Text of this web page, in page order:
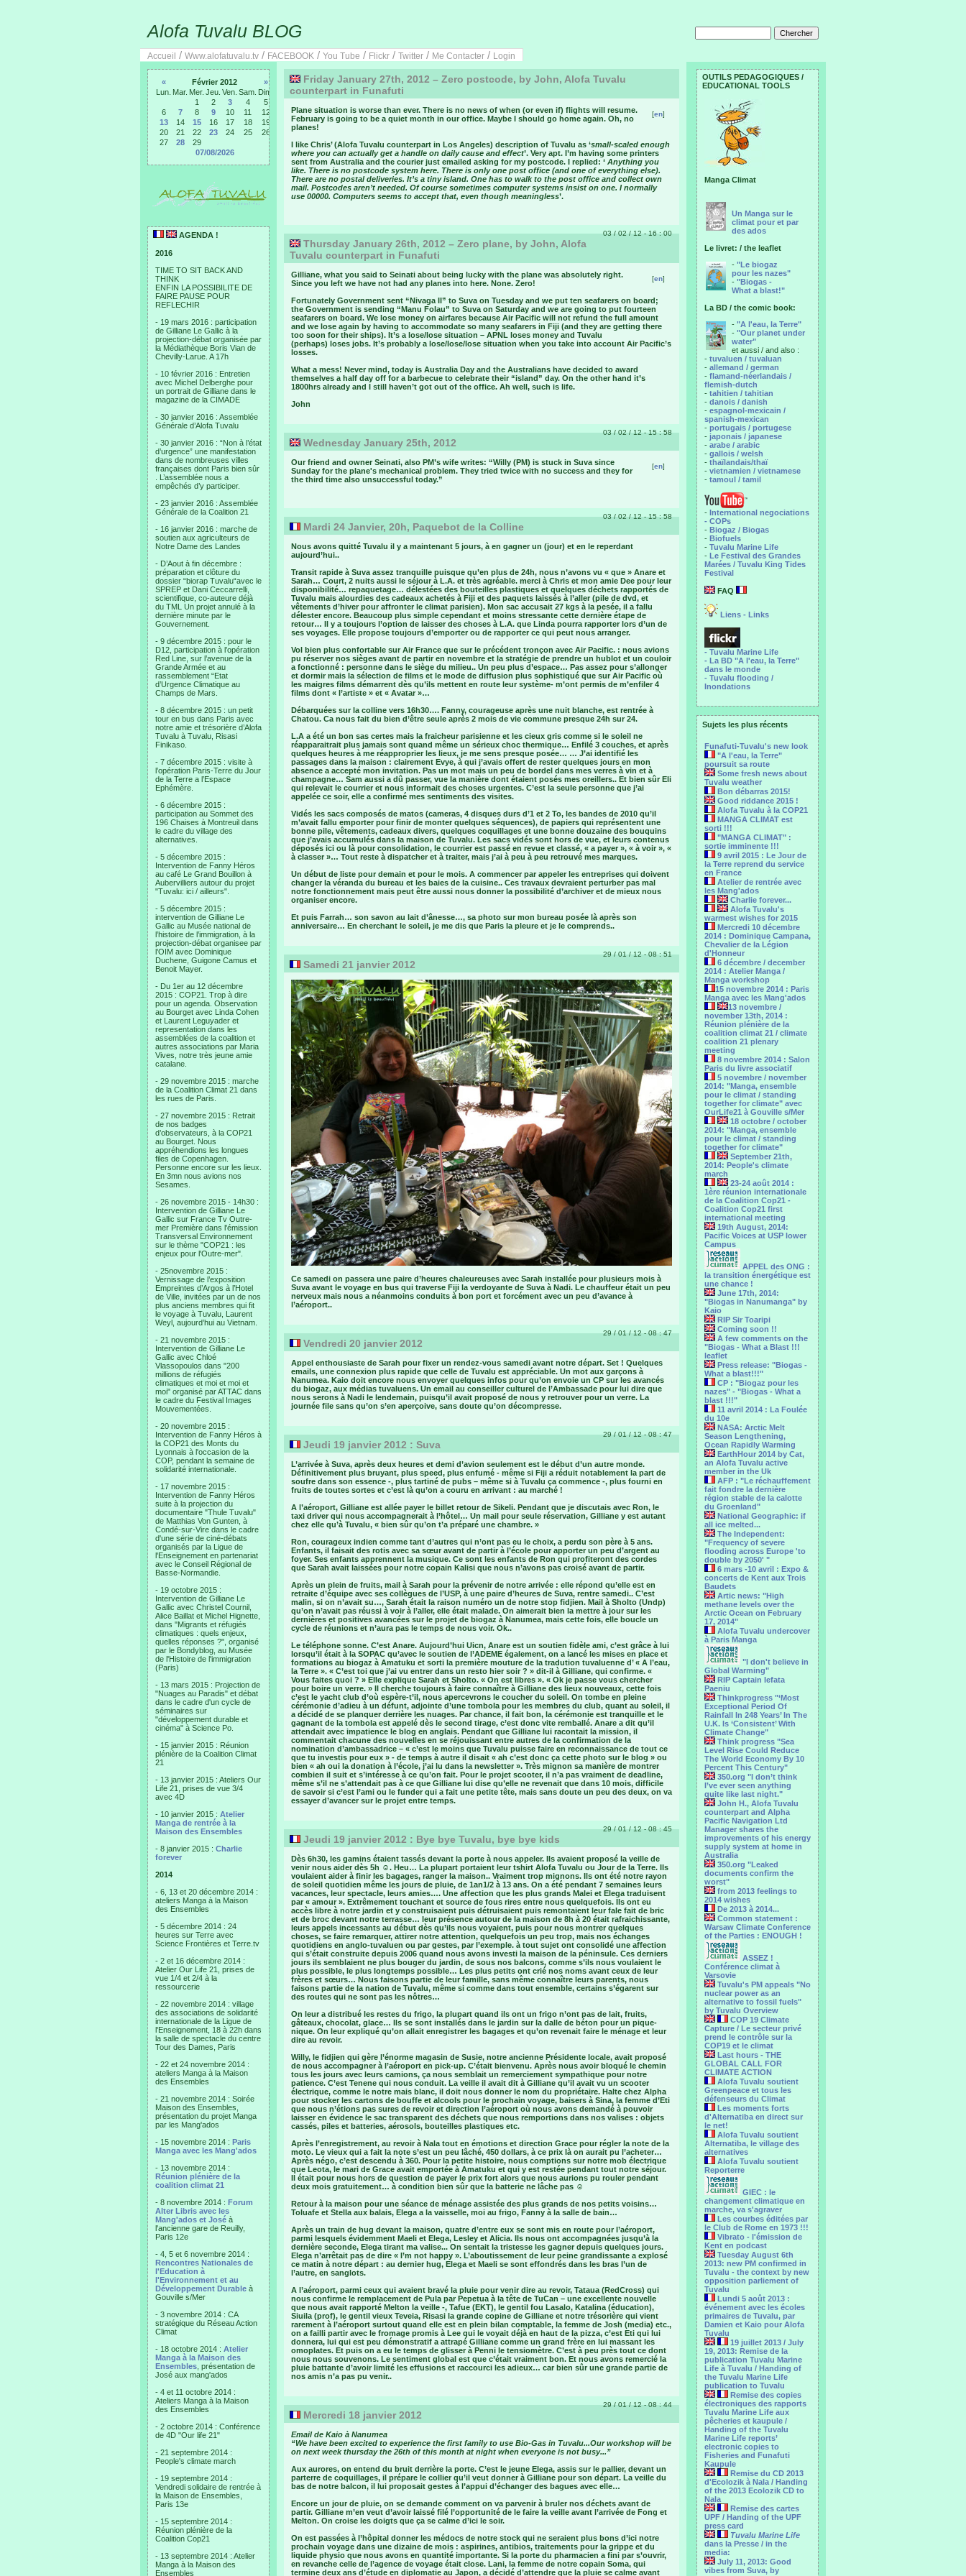
Alofa Tuvalu BLOG
Accueil / Www.alofatuvalu.tv / FACEBOOK / You Tube / Flickr / Twitter / Me Contacter / Login
« Février 2012
»
Lun. Mar. Mer. Jeu. Ven. Sam. Dim.
1
2 3 4
5
6
7 8 9 10 11
12
13
14 15 16 17 18
19
20
21 22 23 24 25
26
27
28
29
07/08/2026
AGENDA !
2016
TIME TO SIT BACK AND
THINK
ENFIN LA POSSIBILITE DE
FAIRE PAUSE POUR
REFLECHIR
- 19 mars 2016 : participation
de Gilliane Le Gallic à la
projection-débat organisée par
la Médiathèque Boris Vian de
Chevilly-Larue. A 17h
- 10 février 2016 : Entretien
avec Michel Delberghe pour
un portrait de Gilliane dans le
magazine de la CIMADE
- 30 janvier 2016 : Assemblée
Générale d’Alofa Tuvalu
- 30 janvier 2016 : “Non à l’état
d’urgence” une manifestation
dans de nombreuses villes
françaises dont Paris bien sûr
. L’assemblée nous a
empêchés d’y participer.
- 23 janvier 2016 : Assemblée
Générale de la Coalition 21
- 16 janvier 2016 : marche de
soutien aux agriculteurs de
Notre Dame des Landes
- D’Aout à fin décembre :
préparation et clôture du
dossier “biorap Tuvalu“avec le
SPREP et Dani Ceccarrelli,
scientifique, co-auteure déjà
du TML Un projet annulé à la
dernière minute par le
Gouvernement.
- 9 décembre 2015 : pour le
D12, participation à l’opération
Red Line, sur l’avenue de la
Grande Armée et au
rassemblement “Etat
d’Urgence Climatique au
Champs de Mars.
- 8 décembre 2015 : un petit
tour en bus dans Paris avec
notre amie et trésorière d’Alofa
Tuvalu à Tuvalu, Risasi
Finikaso.
- 7 décembre 2015 : visite à
l’opération Paris-Terre du Jour
de la Terre a l’Espace
Ephémère.
- 6 décembre 2015 :
participation au Sommet des
196 Chaises à Montreuil dans
le cadre du village des
alternatives.
- 5 décembre 2015 :
Intervention de Fanny Héros
au café Le Grand Bouillon à
Aubervilliers autour du projet
"Tuvalu: ici / ailleurs".
- 5 décembre 2015 :
intervention de Gilliane Le
Gallic au Musée national de
l’histoire de l’immigration, à la
projection-débat organisee par
l’OIM avec Dominique
Duchene, Guigone Camus et
Benoit Mayer.
- Du 1er au 12 décembre
2015 : COP21. Trop à dire
pour un agenda. Observation
au Bourget avec Linda Cohen
et Laurent Leguyader et
representation dans les
assemblées de la coalition et
autres associations par Maria
Vives, notre très jeune amie
catalane.
- 29 novembre 2015 : marche
de la Coalition Climat 21 dans
les rues de Paris.
- 27 novembre 2015 : Retrait
de nos badges
d’observateurs, à la COP21
au Bourget. Nous
appréhendions les longues
files de Copenhagen.
Personne encore sur les lieux.
En 3mn nous avions nos
Sesames.
- 26 novembre 2015 - 14h30 :
Intervention de Gilliane Le
Gallic sur France Tv Outre-
mer Première dans l'émission
Transversal Environnement
sur le thème "COP21 : les
enjeux pour l'Outre-mer".
- 25novembre 2015 :
Vernissage de l’exposition
Empreintes d’Argos à l’Hotel
de Ville, invitées par un de nos
plus anciens membres qui fit
le voyage à Tuvalu, Laurent
Weyl, aujourd’hui au Vietnam.
- 21 novembre 2015 :
Intervention de Gilliane Le
Gallic avec Chloé
Vlassopoulos dans "200
millions de réfugiés
climatiques et moi et moi et
moi" organisé par ATTAC dans
le cadre du Festival Images
Mouvementées.
- 20 novembre 2015 :
Intervention de Fanny Héros à
la COP21 des Monts du
Lyonnais à l'occasion de la
COP, pendant la semaine de
solidarité internationale.
- 17 novembre 2015 :
Intervention de Fanny Héros
suite à la projection du
documentaire "Thule Tuvalu"
de Matthias Von Gunten, à
Condé-sur-Vire dans le cadre
d'une série de ciné-débats
organisés par la Ligue de
l'Enseignement en partenariat
avec le Conseil Régional de
Basse-Normandie.
- 19 octobre 2015 :
Intervention de Gilliane Le
Gallic avec Christel Cournil,
Alice Baillat et Michel Hignette,
dans "Migrants et réfugiés
climatiques : quels enjeux,
quelles réponses ?", organisé
par le Bondyblog, au Musée
de l'Histoire de l'immigration
(Paris)
- 13 mars 2015 : Projection de
"Nuages au Paradis" et débat
dans le cadre d'un cycle de
séminaires sur
"développement durable et
cinéma" à Science Po.
- 15 janvier 2015 : Réunion
plénière de la Coalition Climat
21
- 13 janvier 2015 : Ateliers Our
Life 21, prises de vue 3/4
avec 4D
- 10 janvier 2015 : Atelier
Manga de rentrée à la
Maison des Ensembles
- 8 janvier 2015 : Charlie
forever
2014
- 6, 13 et 20 décembre 2014 :
ateliers Manga à la Maison
des Ensembles
- 5 décembre 2014 : 24
heures sur Terre avec
Science Frontières et Terre.tv
- 2 et 16 décembre 2014 :
Atelier Our Life 21, prises de
vue 1/4 et 2/4 à la
ressourcerie
- 22 novembre 2014 : village
des associations de solidarité
internationale de la Ligue de
l'Enseignement, 18 à 22h dans
la salle de spectacle du centre
Tour des Dames, Paris
- 22 et 24 novembre 2014 :
ateliers Manga à la Maison
des Ensembles
- 21 novembre 2014 : Soirée
Maison des Ensembles,
présentation du projet Manga
par les Mang'ados
- 15 novembre 2014 : Paris
Manga avec les Mang'ados
- 13 novembre 2014 :
Réunion plénière de la
coalition climat 21
- 8 novembre 2014 : Forum
Alter Libris avec les
Mang'ados et José à
l'ancienne gare de Reuilly,
Paris 12e
- 4, 5 et 6 novembre 2014 :
Rencontres Nationales de
l'Education à
l'Environnement et au
Développement Durable à
Gouville s/Mer
- 3 novembre 2014 : CA
stratégique du Réseau Action
Climat
- 18 octobre 2014 : Atelier
Manga à la Maison des
Ensembles , présentation de
José aux mang'ados
- 4 et 11 octobre 2014 :
Ateliers Manga à la Maison
des Ensembles
- 2 octobre 2014 : Conférence
de 4D "Our life 21"
- 21 septembre 2014 :
People's climate march
- 19 septembre 2014 :
Vendredi solidaire de rentrée à
la Maison de Ensembles,
Paris 13e
- 15 septembre 2014 :
Réunion plénière de la
Coalition Cop21
- 13 septembre 2014 : Atelier
Manga à la Maison des
Ensembles
OUTILS PEDAGOGIQUES /
EDUCATIONAL TOOLS
Manga Climat
Un Manga sur le
climat pour et par
des ados
Le livret: / the leaflet
- "Le biogaz
pour les nazes"
- "Biogas -
What a blast!"
La BD / the comic book:
- "A l'eau, la Terre"
- "Our planet under
water"
et aussi / and also :
- tuvaluen / tuvaluan
- allemand / german
- flamand-néerlandais /
flemish-dutch
- tahitien / tahitian
- danois / danish
- espagnol-mexicain /
spanish-mexican
- portugais / portugese
- japonais / japanese
- arabe / arabic
- gallois / welsh
- thaïlandais/thaï
- vietnamien / vietnamese
- tamoul / tamil
- International negociations
- COPs
- Biogaz / Biogas
- Biofuels
- Tuvalu Marine Life
- Le Festival des Grandes
Marées / Tuvalu King Tides
Festival
FAQ
Liens - Links
- Tuvalu Marine Life
- La BD "A l'eau, la Terre"
dans le monde
- Tuvalu flooding /
Inondations
Sujets les plus récents
Funafuti-Tuvalu's new look
"A l'eau, la Terre"
poursuit sa route
Some fresh news about
Tuvalu weather
Bon débarras 2015!
Good riddance 2015 !
Alofa Tuvalu à la COP21
MANGA CLIMAT est
sorti !!!
"MANGA CLIMAT" :
sortie imminente !!!
9 avril 2015 : Le Jour de
la Terre reprend du service
en France
Atelier de rentrée avec
les Mang'ados
Charlie forever...
Alofa Tuvalu's
warmest wishes for 2015
Mercredi 10 décembre
2014 : Dominique Campana,
Chevalier de la Légion
d'Honneur
6 décembre / december
2014 : Atelier Manga /
Manga workshop
15 novembre 2014 : Paris
Manga avec les Mang'ados
13 novembre /
november 13th, 2014 :
Réunion plénière de la
coalition climat 21 / climate
coalition 21 plenary
meeting
8 novembre 2014 : Salon
Paris du livre associatif
5 novembre / november
2014: "Manga, ensemble
pour le climat / standing
together for climate" avec
OurLife21 à Gouville s/Mer
18 octobre / october
2014: "Manga, ensemble
pour le ‎climat / standing
together for climate"
September 21th,
2014: People's climate
march
23-24 août 2014 :
1ère réunion internationale
de la Coalition Cop21 -
Coalition Cop21 first
international meeting
19th August, 2014:
Pacific Voices at USP lower
Campus
APPEL des ONG :
la transition énergétique est
une chance !
June 17th, 2014:
"Biogas in Nanumanga" by
Kaio
RIP Sir Toaripi
Coming soon !!
A few comments on the
"Biogas - What a Blast !!!
leaflet
Press release: "Biogas -
What a blast!!!"
CP : "Biogaz pour les
nazes" - "Biogas - What a
blast !!!"
11 avril 2014 : La Foulée
du 10e
NASA: Arctic Melt
Season Lengthening,
Ocean Rapidly Warming
EarthHour 2014 by Cat,
an Alofa Tuvalu active
member in the Uk
AFP : "Le réchauffement
fait fondre la dernière
région stable de la calotte
du Groenland"
National Geographic: if
all ice melted...
The Independent:
"Frequency of severe
flooding across Europe 'to
double by 2050' "
6 mars -10 avril : Expo &
concerts de Kent aux Trois
Baudets
Artic news: "High
methane levels over the
Arctic Ocean on February
17, 2014"
Alofa Tuvalu undercover
à Paris Manga
"I don't believe in
Global Warming"
RIP Captain Iefata
Paeniu
Thinkprogress "‘Most
Exceptional Period Of
Rainfall In 248 Years’ In The
U.K. Is ‘Consistent’ With
Climate Change"
Think progress "Sea
Level Rise Could Reduce
The World Economy By 10
Percent This Century"
350.org "I don’t think
I’ve ever seen anything
quite like last night."
John H., Alofa Tuvalu
counterpart and Alpha
Pacific Navigation Ltd
Manager shares the
improvements of his energy
supply system at home in
Australia
350.org "Leaked
documents confirm the
worst"
from 2013 feelings to
2014 wishes
De 2013 à 2014...
Common statement :
Warsaw Climate Conference
of the Parties : ENOUGH !
ASSEZ !
Conférence climat à
Varsovie
Tuvalu's PM appeals "No
nuclear power as an
alternative to fossil fuels"
by Tuvalu Overview
COP 19 Climate
Capture / Le secteur privé
prend le contrôle sur la
COP19 et le climat
Last hours - THE
GLOBAL CALL FOR
CLIMATE ACTION
Alofa Tuvalu soutient
Greenpeace et tous les
défenseurs du Climat
Les moments forts
d'Alternatiba en direct sur
le net!
Alofa Tuvalu soutient
Alternatiba, le village des
alternatives
Alofa Tuvalu soutient
Reporterre
GIEC : le
changement climatique en
marche, va s'agraver
Les courbes éditées par
le Club de Rome en 1973 !!!
Vibrato - l'émission de
Kent en podcast
Tuesday August 6th
2013: new PM confirmed in
Tuvalu - the context by new
opposition parliement of
Tuvalu
Lundi 5 août 2013 :
événement avec les écoles
primaires de Tuvalu, par
Damien et Kaio pour Alofa
Tuvalu
19 juillet 2013 / July
19, 2013: Remise de la
publication Tuvalu Marine
Life à Tuvalu / Handing of
the Tuvalu Marine Life
publication to Tuvalu
Remise des copies
électroniques des rapports
Tuvalu Marine Life aux
pêcheries et kaupule /
Handing of the Tuvalu
Marine Life reports’
electronic copies to
Fisheries and Funafuti
Kaupule
Remise du CD 2013
d'Ecolozik à Nala / Handing
of the 2013 Ecolozik CD to
Nala
Remise des cartes
UPF / Handing of the UPF
press card
Tuvalu Marine Life
dans la Presse / in the
media:
July 11, 2013: Good
vibes from Suva, by
Friday January 27th, 2012 – Zero postcode, by John, Alofa Tuvalu
counterpart in Funafuti
[en]
Plane situation is worse than ever. There is no news of when (or even if) flights will resume.
February is going to be a quiet month in our office. Maybe I should go home again. Oh, no
planes!
I like Chris’ (Alofa Tuvalu counterpart in Los Angeles) description of Tuvalu as ‘small-scaled enough
where you can actually get a handle on daily cause and effect’. Very apt. I’m having some printers
sent from Australia and the courier just emailed asking for my postcode. I replied: ‘ Anything you
like. There is no postcode system here. There is only one post office (and one of everything else).
There are no postal deliveries. It’s a tiny island. One has to walk to the post office and collect own
mail. Postcodes aren’t needed. Of course sometimes computer systems insist on one. I normally
use 00000. Computers seems to accept that, even though meaningless’.
03 / 02 / 12 - 16 : 00
Thursday January 26th, 2012 – Zero plane, by John, Alofa
Tuvalu counterpart in Funafuti
[en]
Gilliane, what you said to Seinati about being lucky with the plane was absolutely right.
Since you left we have not had any planes into here. None. Zero!
Fortunately Government sent “Nivaga II” to Suva on Tuesday and we put ten seafarers on board;
the Government is sending “Manu Folau” to Suva on Saturday and we are going to put fourteen
seafarers on board. We lose money on airfares because Air Pacific will not refund the full amount
and we lose again by having to accommodate so many seafarers in Fiji (and they are getting there
too soon for their ships). It’s a lose/lose situation – APNL loses money and Tuvalu
(perhaps) loses jobs. It’s probably a lose/lose/lose situation when you take into account Air Pacific’s
losses.
What a mess! Never mind, today is Australia Day and the Australians have decided to award
themselves a half day off for a barbecue to celebrate their “island” day. On the other hand it’s
1800hrs already and I still haven’t got out of the office. Ah well, such is life.
John
03 / 02 / 12 - 15 : 58
Wednesday January 25th, 2012
[en]
Our friend and owner Seinati, also PM’s wife writes: “Willy (PM) is stuck in Suva since
Sunday for the plane's mechanical problem. They tried twice with no success and they for
the third time also unsuccessful today.”
03 / 02 / 12 - 15 : 58
Mardi 24 Janvier, 20h, Paquebot de la Colline
Nous avons quitté Tuvalu il y a maintenant 5 jours, à en gagner un (jour) et en le reperdant
aujourd’hui..
Transit rapide à Suva assez tranquille puisque qu’en plus de 24h, nous n’avons vu « que » Anare et
Sarah… Court, 2 nuits aussi le séjour à L.A. et très agréable. merci à Chris et mon amie Dee pour leur
disponibilité… repaquetage… délestées des bouteilles plastiques et quelques déchets rapportés de
Tuvalu mais alourdies des cadeaux achetés à Fiji et des paquets laissés à l’aller (pile de dvd, et
vêtements d’hiver pour affronter le climat parisien). Mon sac accusait 27 kgs à la pesée, il a fallu
délester encore. Beaucoup plus simple cependant et moins stressante cette dernière étape de
retour… Il y a toujours l’option de laisser des choses à L.A. que Linda pourra rapporter lors d’un de
ses voyages. Elle propose toujours d’emporter ou de rapporter ce qui peut nous arranger.
Vol bien plus confortable sur Air France que sur le précédent tronçon avec Air Pacific. : nous avions
pu réserver nos sièges avant de partir en novembre et la stratégie de prendre un hublot et un couloir
a fonctionné : personne dans le siège du milieu.. Un peu plus d’espace… Pas assez pour s’allonger
et dormir mais la sélection de films et le mode de diffusion plus sophistiqué que sur Air Pacific où
les maigres films démarrent dès qu’ils mettent en route leur système- m’ont permis de m’enfiler 4
films dont « l’artiste » et « Avatar »…
Débarquées sur la colline vers 16h30…. Fanny, courageuse après une nuit blanche, est rentrée à
Chatou. Ca nous fait du bien d’être seule après 2 mois de vie commune presque 24h sur 24.
L.A a été un bon sas certes mais la fraicheur parisienne et les cieux gris comme si le soleil ne
réapparaitrait plus jamais sont quand même un sérieux choc thermique… Enfilé 3 couches, et après
quelques heures à me réapproprier les lieux, je me sens presque posée… … J’ai identifié les
passages dans la maison : clairement Evye, à qui j’avais offert de rester quelques jours en mon
absence a accepté mon invitation. Pas un mot mais un peu de bordel dans mes verres à vin et à
champagne… Sam aussi a dû passer, vue la manière dont étaient posés mes oreillers.. Et bien sûr Eli
qui relevait le courrier et nous informait des choses urgentes. C’est la seule personne que j’ai
appelée ce soir, elle a confirmé mes sentiments des visites.
Vidés les sacs composés de matos (cameras, 4 disques durs d’1 et 2 To, les bandes de 2010 qu’il
m’avait fallu emporter pour finir de monter quelques séquences), de papiers qui représentent une
bonne pile, vêtements, cadeaux divers, quelques coquillages et une bonne douzaine des bouquins
que j’avais accumulés dans la maison de Tuvalu. Les sacs vidés sont hors de vue, et leurs contenus
déposés ici ou là pour consolidation, le courrier est passé en revue et classé, « a payer », « à voir », «
à classer »… Tout reste à dispatcher et à traiter, mais j’ai à peu à peu retrouvé mes marques.
Un début de liste pour demain et pour le mois. A commencer par appeler les entreprises qui doivent
changer la véranda du bureau et les baies de la cuisine.. Ces travaux devraient perturber pas mal
notre fonctionnement mais peut être aussi nous donner la possibilité d’archiver et de mieux nous
organiser encore.
Et puis Farrah… son savon au lait d’ânesse…, sa photo sur mon bureau posée là après son
anniversaire… En cherchant le soleil, je me dis que Paris la pleure et je le comprends..
29 / 01 / 12 - 08 : 51
Samedi 21 janvier 2012
Ce samedi on passera une paire d’heures chaleureuses avec Sarah installée pour plusieurs mois à
Suva avant le voyage en bus qui traverse Fiji la verdoyante de Suva à Nadi. Le chauffeur était un peu
nerveux mais nous a néanmoins conduits à bon port et forcément avec un peu d’avance à
l’aéroport..
29 / 01 / 12 - 08 : 47
Vendredi 20 janvier 2012
Appel enthousiaste de Sarah pour fixer un rendez-vous samedi avant notre départ. Set ! Quelques
emails, une connexion plus rapide que celle de Tuvalu est appréciable. Un mot aux garçons à
Nanumea. Kaio doit encore nous envoyer quelques infos pour qu’on envoie un CP sur les avancés
du biogaz, aux médias tuvaluens. Un email au conseiller culturel de l’Ambassade pour lui dire que
nous serons à Nadi le lendemain, puisqu’il avait proposé de nous y retrouver pour un verre. La
journée file sans qu’on s’en aperçoive, sans doute qu’on décompresse.
29 / 01 / 12 - 08 : 47
Jeudi 19 janvier 2012 : Suva
L’arrivée à Suva, après deux heures et demi d’avion seulement est le début d’un autre monde.
Définitivement plus bruyant, plus speed, plus enfumé - même si Fiji a réduit notablement la part de
soufre dans son essence -, plus tartiné de pubs – même si à Tuvalu ça commence -, plus fourni en
fruits de toutes sortes et c’est là qu’on a couru en arrivant : au marché !
A l’aéroport, Gilliane est allée payer le billet retour de Sikeli. Pendant que je discutais avec Ron, le
taxi driver qui nous accompagnerait à l’hôtel… Un mail pour seule réservation, Gilliane y est autant
chez elle qu’à Tuvalu, « bien sûr qu’on t’a préparé une chambre. »
Ron, courageux indien comme tant d’autres qui n’ont pas eu le choix, a perdu son père à 5 ans.
Enfants, il faisait des rotis avec sa sœur avant de partir à l’école pour apporter un peu d’argent au
foyer. Ses enfants apprennent la musique. Ce sont les enfants de Ron qui profiteront des cordes
que Sarah avait laissées pour notre copain Kalisi que nous n’avons pas croisé avant de partir.
Après un plein de fruits, mail à Sarah pour la prévenir de notre arrivée : elle répond qu’elle est en
retraite d’équipe avec ses collègues de l’USP, à une paire d’heures de Suva, rentre samedi.. C’est
malin, si on n’avait su…, Sarah était la raison numéro un de notre stop fidjien. Mail à Sholto (Undp)
qu’on n’avait pas réussi à voir à l’aller, elle était malade. On aimerait bien la mettre à jour sur les
dernières et positives avancées sur le projet de biogaz à Nanumea, mais cette fois, elle boucle un
cycle de réunions et n’aura pas le temps de nous voir. Ok..
Le téléphone sonne. C’est Anare. Aujourd’hui Uicn, Anare est un soutien fidèle ami, c’est grâce à lui
lorsqu’il était à la SOPAC qu’avec le soutien de l’ADEME également, on a lancé les mises en place et
formations au biogaz à Amatuku et sorti la première mouture de la tradution tuvaluenne d’ « A l’eau,
la Terre ». « C’est toi que j’ai vu entrer dans un resto hier soir ? » dit-il à Gilliane, qui confirme. «
Vous faites quoi ? » Elle explique Sarah et Sholto. « On est libres ». « Ok je passe vous chercher
pour boire un verre. » Il cherche toujours à faire connaître à Gilliane des lieux nouveaux, cette fois
c’est le yacht club d’où espère-t’il, nous apercevrons le coucher du soleil. On tombe en pleine
cérémonie d’adieu à un défunt, adjointe d’une tombola pour les membres du club, quant au soleil, il
a décidé de se planquer derrière les nuages. Par chance, il fait bon, la cérémonie est tranquille et le
gagnant de la tombola est appelé dès le second tirage, c’est donc vite remballé. Anare a dit qu’il
attendait avec impatience le blog en anglais. Pendant que Gilliane lui racontait la mission, il
commentait chacune des nouvelles en se réjouissant entre autres de la confirmation de la
nomination d’ambassadrice – « c’est le moins que Tuvalu puisse faire en reconnaissance de tout ce
que tu investis pour eux » - de temps à autre il disait « ah c’est donc ça cette photo sur le blog » ou
bien « ah oui la donation à l’école, j’ai lu dans la newsletter ». Très mignon sa manière de montrer
combien il suit et s’intéresse à ce qu’on fait. Pour le projet scooter, il n’a pas vraiment de deadline,
même s’il ne s’attendait pas à ce que Gilliane lui dise qu’elle ne revenait que dans 10 mois, difficile
de savoir si c’est l’ami ou le funder qui a fait une petite tête, mais sans doute un peu des deux, on va
essayer d’avancer sur le projet entre temps.
29 / 01 / 12 - 08 : 45
Jeudi 19 janvier 2012 : Bye bye Tuvalu, bye bye kids
Dès 6h30, les gamins étaient tassés devant la porte à nous appeler. Ils avaient proposé la veille de
venir nous aider dès 5h ☺. Heu… La plupart portaient leur tshirt Alofa Tuvalu ou Jour de la Terre. Ils
voulaient aider à finir les bagages, ranger la maison.. Vraiment trop mignons. Ils ont été notre rayon
de soleil quotidien même les jours de pluie, de 1an1/2 à 13 ans. On a été pendant 7 semaines leurs
vacances, leur spectacle, leurs amies…. Une affection que les plus grands Malei et Elega traduisent
par « amour ». Extrêmement touchant et source de fous rires entre nous quelquefois. Ils ont eu
accès libre à notre jardin et y construisaient puis détruisaient puis remontaient leur fale fait de bric
et de broc devant notre terrasse… leur présence autour de la maison de 8h à 20 était rafraichissante,
leurs appels incessants au début dès qu’ils nous voyaient, puis pour nous montrer quelques
choses, se faire remarquer, attirer notre attention, quelquefois un peu trop, mais nos échanges
quotidiens en anglo-tuvaluen ou par gestes, par l’exemple. à tout sujet ont consolidé une affection
qui s’était construite depuis 2006 quand nous avons investi la maison de la péninsule. Ces derniers
jours ils semblaient ne plus bouger du jardin, de sous nos balcons, comme s’ils nous voulaient le
plus possible, le plus longtemps possible… Les plus petits ont crié nos noms avant ceux de leur
frères et sœurs… Nous faisons partie de leur famille, sans même connaître leurs parents, nous
faisons partie de la nation de Tuvalu, même si comme dans tout ensemble, certains s’égarent sur
des routes qui ne sont pas les nôtres…
On leur a distribué les restes du frigo, la plupart quand ils ont un frigo n’ont pas de lait, fruits,
gâteaux, chocolat, glace… Ils se sont installés dans le jardin sur la dalle de béton pour un pique-
nique. On leur expliqué qu’on allait enregistrer les bagages et qu’on revenait faire le ménage et leur
dire au revoir.
Willy, le fidjien qui gère l’énorme magasin de Susie, notre ancienne Présidente locale, avait proposé
de nous accompagner à l’aéroport en pick-up. C’était bienvenu. Après nous avoir bloqué le chemin
tous les jours avec leurs camions, ça nous semblait un remerciement sympathique pour notre
patience. C’est Tenene qui nous conduit. La veille il avait dit à Gilliane qu’il avait vu un scooter
électrique, comme le notre mais blanc, il doit nous donner le nom du propriétaire. Halte chez Alpha
pour stocker les cartons de bouffe et alcools pour le prochain voyage, baisers à Sina, la femme d’Eti
que nous n’étions pas sures de revoir et direction l’aéroport où nous avons demandé à pouvoir
laisser en évidence le sac transparent des déchets que nous remportions dans nos valises : objets
cassés, piles et batteries, aérosols, bouteilles plastiques etc.
Après l’enregistrement, au revoir à Nala tout en émotions et direction Grace pour régler la note de la
moto. Le vieux qui a fait la note s’est un peu lâché, 450 dollars, à ce prix là on aurait pu l’acheter…
Après négo, c’est descendu à 360. Pour la petite histoire, nous comptions sur notre mob électrique
que Leota, le mari de Grace avait emportée à Amatuku et qui y est restée pendant tout notre séjour.
Il était pour nous hors de question de payer le prix fort alors que nous aurions pu rouler pendant
deux mois gratuitement… à condition bien sûr que la batterie ne lâche pas ☺
Retour à la maison pour une séance de ménage assistée des plus grands de nos petits voisins…
Toluafe et Stella aux balais, Elega a la vaisselle, moi au frigo, Fanny à la salle de bain…
Après un train de hug devant la maison, quatre d’entre eux se sont mis en route pour l’aéroport,
parmi lesquels évidemment Maeli et Elega, Lesley et Alicia. Ils nous ont accompagnées jusqu’à la
dernière seconde, Elega tirant ma valise... On sentait la tristesse les gagner depuis quelques jours.
Elega n’arrêtait pas de dire « I’m not happy ». L’aboutissement de leur peine grandissante a explosé
ce matin à notre départ : au dernier hug, Elega et Maeli se sont effondrés dans les bras l’un de
l’autre, en sanglots.
A l’aéroport, parmi ceux qui avaient bravé la pluie pour venir dire au revoir, Tataua (RedCross) qui
nous confirme le remplacement de Pula par Pepetua à la tête de TuCan – une excellente nouvelle
que nous avait rapporté Melton la veille -, Tafue (EKT), le gentil fou Lasalo, Katalina (éducation),
Siuila (prof), le gentil vieux Teveia, Risasi la grande copine de Gilliane et notre trésorière qui vient
rarement à l’aéroport surtout quand elle est en plein bilan comptable, la femme de Josh (media) etc.,
on a failli partir avec le fromage promis à Lee qui le voyait déjà en haut de la pizza, c’est Eti qui lui
donnera, lui qui est peu démonstratif a attrapé Gilliane comme un grand frère en lui massant les
omoplates. Et puis on a eu le temps de glisser à Penni le tensiomètre. C’est à peu près tout ce dont
nous nous souvenons. Le sentiment global est que c’était vraiment bon. Et nous avons remercié la
pluie battante d’avoir limité les effusions et raccourci les adieux… car bien sûr une grande partie de
nos amis n’a pas pu venir..
29 / 01 / 12 - 08 : 44
Mercredi 18 janvier 2012
Email de Kaio à Nanumea
“We have been excited to experience the first family to use Bio-Gas in Tuvalu...Our workshop will be
on next week thursday the 26th of this month at night when everyone is not busy...”
Aux aurores, on entend du bruit derrière la porte. C’est le jeune Elega, assis sur le pallier, devant un
parterre de coquillages, il prépare le collier qu’il veut donner à Gilliane pour son départ. La veille du
bas de notre balcon, il lui proposait gestes à l’appui d’échanger des bagues avec elle…
Encore un jour de pluie, on se demande comment on va parvenir à bruler nos déchets avant de
partir. Gilliane m’en veut d’avoir laissé filé l’opportunité de le faire la veille avant l’arrivée de Fong et
Melton. On croise les doigts que ça se calme d’ici le soir.
On est passées à l’hôpital donner les médocs de notre stock qui ne seraient plus bons d’ici notre
prochain voyage dans une dizaine de mois : aspirines, antibios, traitements pour la grippe et du
liquide physio que nous avons en quantité importante. Si la porte du pharmacien a fini par s’ouvrir,
en revanche celle de l’agence de voyage était close. Lani, la femme de notre copain Soma, qui
termine deux ans d’étude en diplomatie au Japon, a décidé d’attendre que la pluie se calme avant